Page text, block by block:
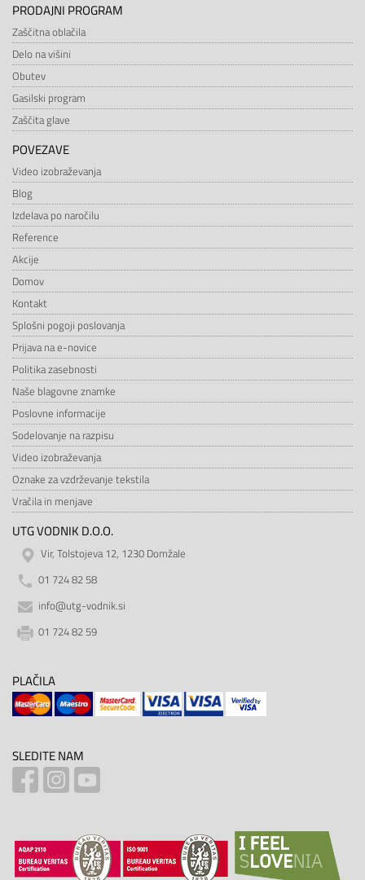
PRODAJNI PROGRAM
Zaščitna oblačila
Delo na višini
Obutev
Gasilski program
Zaščita glave
POVEZAVE
Video izobraževanja
Blog
Izdelava po naročilu
Reference
Akcije
Domov
Kontakt
Splošni pogoji poslovanja
Prijava na e-novice
Politika zasebnosti
Naše blagovne znamke
Poslovne informacije
Sodelovanje na razpisu
Video izobraževanja
Oznake za vzdrževanje tekstila
Vračila in menjave
UTG VODNIK D.O.O.
Vir, Tolstojeva 12, 1230 Domžale
01 724 82 58
info@utg-vodnik.si
01 724 82 59
PLAČILA
SLEDITE NAM